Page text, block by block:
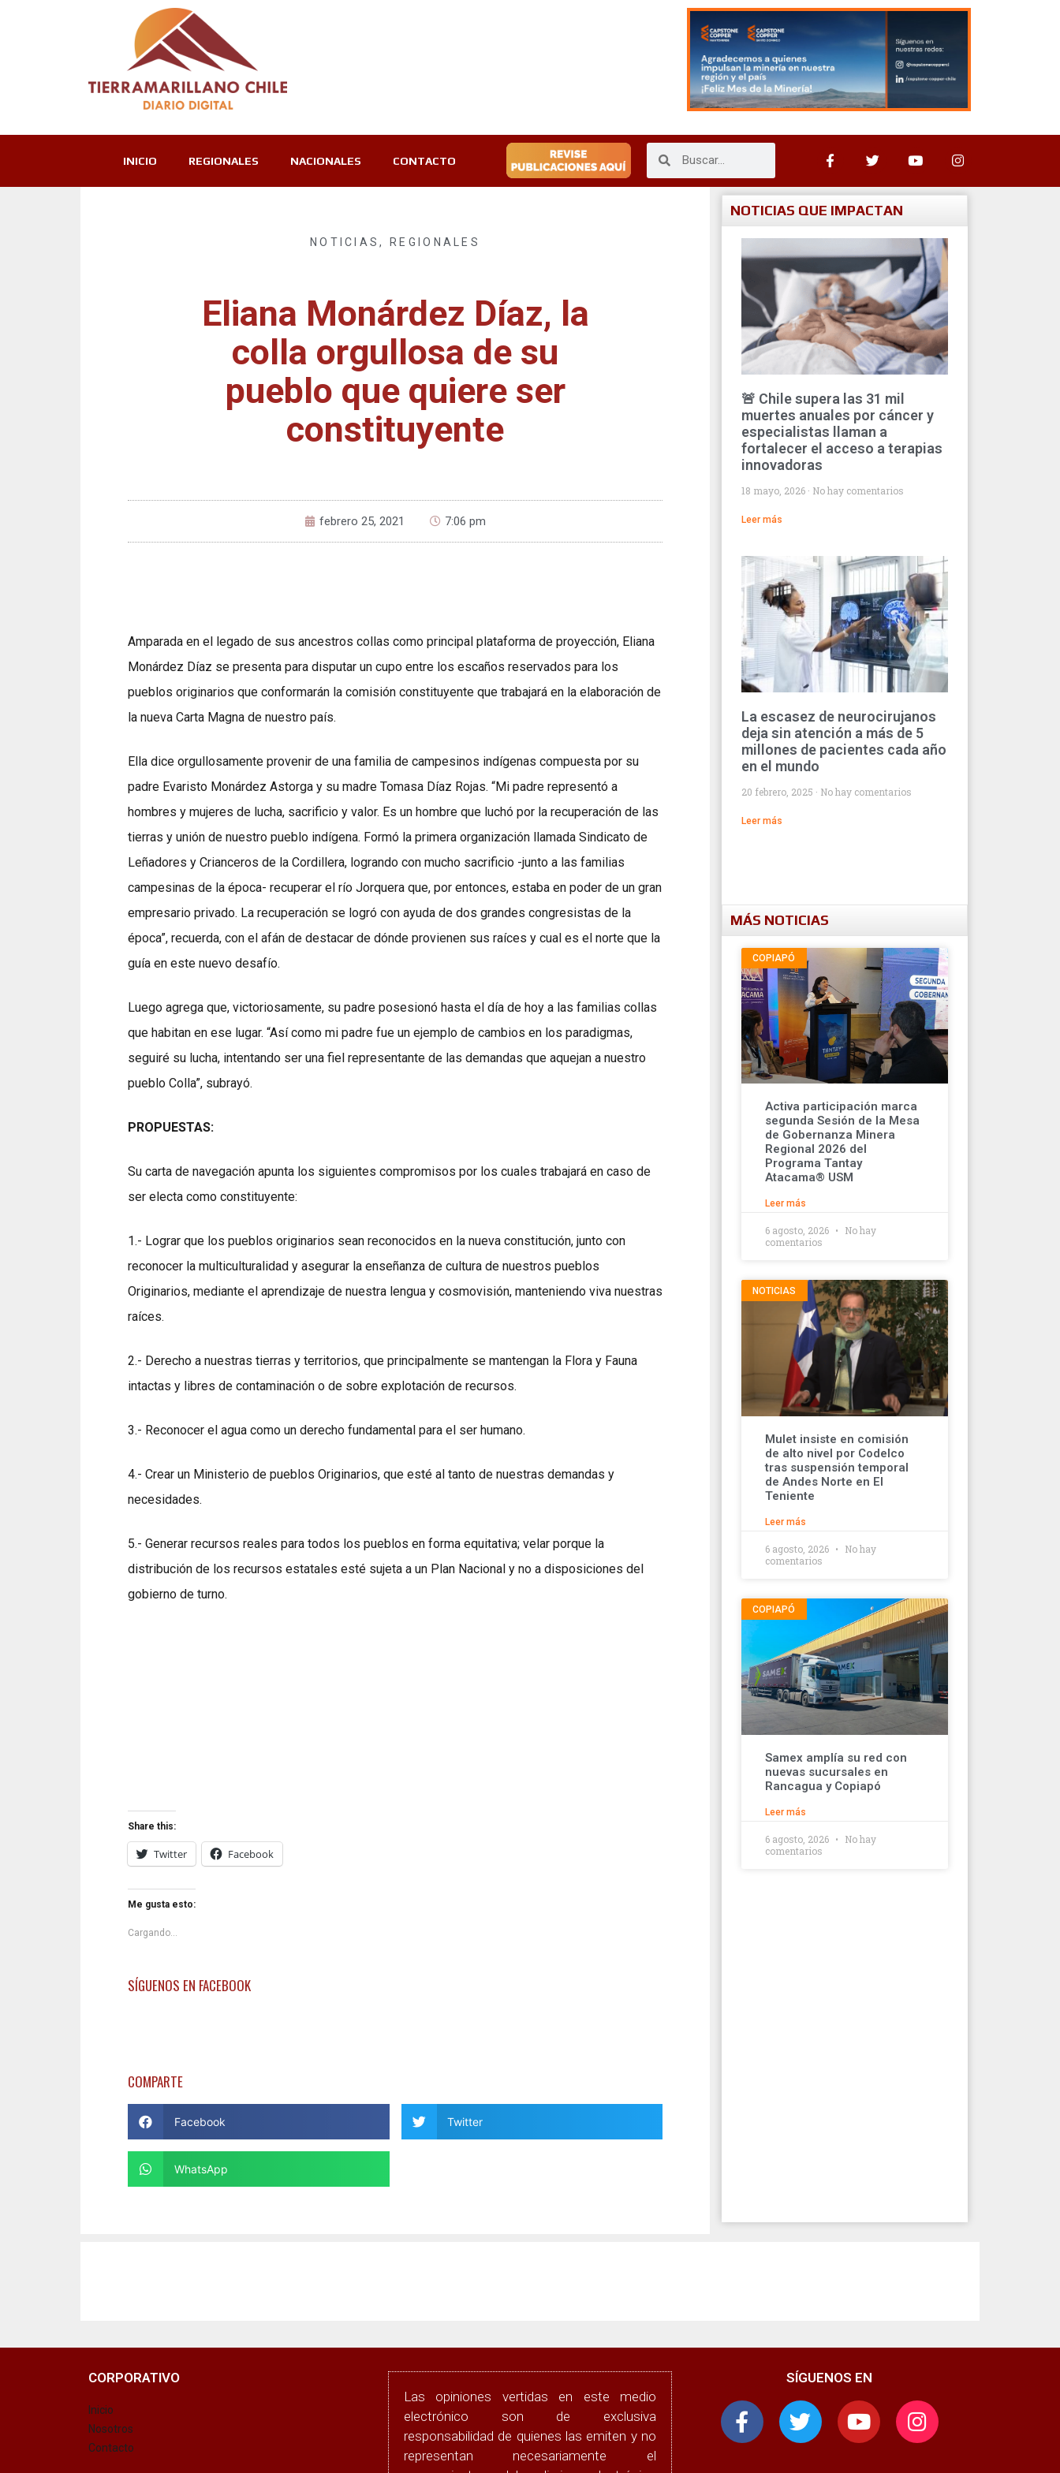
INICIO REGIONALES NACIONALES CONTACTO
NOTICIAS, REGIONALES
Eliana Monárdez Díaz, la
colla orgullosa de su
pueblo que quiere ser
constituyente
febrero 25, 2021 7:06 pm
Amparada en el legado de sus ancestros collas como principal plataforma de proyección, Eliana
Monárdez Díaz se presenta para disputar un cupo entre los escaños reservados para los
pueblos originarios que conformarán la comisión constituyente que trabajará en la elaboración de
la nueva Carta Magna de nuestro país.
Ella dice orgullosamente provenir de una familia de campesinos indígenas compuesta por su
padre Evaristo Monárdez Astorga y su madre Tomasa Díaz Rojas. “Mi padre representó a
hombres y mujeres de lucha, sacrificio y valor. Es un hombre que luchó por la recuperación de las
tierras y unión de nuestro pueblo indígena. Formó la primera organización llamada Sindicato de
Leñadores y Crianceros de la Cordillera, logrando con mucho sacrificio -junto a las familias
campesinas de la época- recuperar el río Jorquera que, por entonces, estaba en poder de un gran
empresario privado. La recuperación se logró con ayuda de dos grandes congresistas de la
época”, recuerda, con el afán de destacar de dónde provienen sus raíces y cual es el norte que la
guía en este nuevo desafío.
Luego agrega que, victoriosamente, su padre posesionó hasta el día de hoy a las familias collas
que habitan en ese lugar. “Así como mi padre fue un ejemplo de cambios en los paradigmas,
seguiré su lucha, intentando ser una fiel representante de las demandas que aquejan a nuestro
pueblo Colla”, subrayó.
PROPUESTAS:
Su carta de navegación apunta los siguientes compromisos por los cuales trabajará en caso de
ser electa como constituyente:
1.- Lograr que los pueblos originarios sean reconocidos en la nueva constitución, junto con
reconocer la multiculturalidad y asegurar la enseñanza de cultura de nuestros pueblos
Originarios, mediante el aprendizaje de nuestra lengua y cosmovisión, manteniendo viva nuestras
raíces.
2.- Derecho a nuestras tierras y territorios, que principalmente se mantengan la Flora y Fauna
intactas y libres de contaminación o de sobre explotación de recursos.
3.- Reconocer el agua como un derecho fundamental para el ser humano.
4.- Crear un Ministerio de pueblos Originarios, que esté al tanto de nuestras demandas y
necesidades.
5.- Generar recursos reales para todos los pueblos en forma equitativa; velar porque la
distribución de los recursos estatales esté sujeta a un Plan Nacional y no a disposiciones del
gobierno de turno.
Share this:
Twitter Facebook
Me gusta esto:
Cargando...
SÍGUENOS EN FACEBOOK
COMPARTE
Facebook Twitter
WhatsApp
NOTICIAS QUE IMPACTAN
🚨 Chile supera las 31 mil
muertes anuales por cáncer y
especialistas llaman a
fortalecer el acceso a terapias
innovadoras
18 mayo, 2026 No hay comentarios
Leer más
La escasez de neurocirujanos
deja sin atención a más de 5
millones de pacientes cada año
en el mundo
20 febrero, 2025 No hay comentarios
Leer más
MÁS NOTICIAS
COPIAPÓ
Activa participación marca
segunda Sesión de la Mesa
de Gobernanza Minera
Regional 2026 del
Programa Tantay
Atacama® USM
Leer más
6 agosto, 2026
No hay
comentarios
NOTICIAS
Mulet insiste en comisión
de alto nivel por Codelco
tras suspensión temporal
de Andes Norte en El
Teniente
Leer más
6 agosto, 2026
No hay
comentarios
COPIAPÓ
Samex amplía su red con
nuevas sucursales en
Rancagua y Copiapó
Leer más
6 agosto, 2026
No hay
comentarios
CORPORATIVO
Inicio
Nosotros
Contacto
Las opiniones vertidas en este medio
electrónico son de exclusiva
responsabilidad de quienes las emiten y no
representan necesariamente el
SÍGUENOS EN